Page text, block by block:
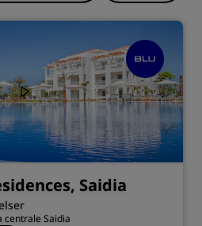
Saidia
centrale Saidia